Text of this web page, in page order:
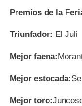
Premios de la
Triunfador: El Juli
Mejor faena:
Mejor estocada:
Mejor toro: